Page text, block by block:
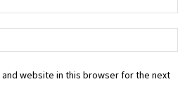
and website in this browser for the next